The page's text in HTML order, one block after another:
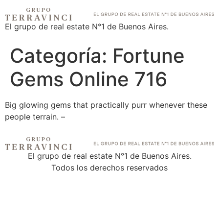
El grupo de real estate N°1 de Buenos Aires.
Categoría: Fortune
Gems Online 716
Big glowing gems that practically purr whenever these
people terrain. –
El grupo de real estate N°1 de Buenos Aires.
Todos los derechos reservados